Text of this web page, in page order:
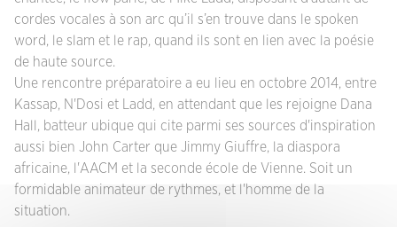
cordes vocales à son arc qu’il s’en trouve dans le spoken
word, le slam et le rap, quand ils sont en lien avec la poésie
de haute source.
Une rencontre préparatoire a eu lieu en octobre 2014, entre
Kassap, N'Dosi et Ladd, en attendant que les rejoigne Dana
Hall, batteur ubique qui cite parmi ses sources d'inspiration
aussi bien John Carter que Jimmy Giuffre, la diaspora
africaine, l'AACM et la seconde école de Vienne. Soit un
formidable animateur de rythmes, et l'homme de la
situation.